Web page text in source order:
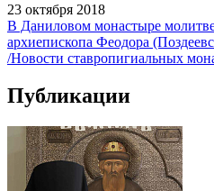
23 октября 2018
В Даниловом монастыре
архиепископа Феодора
/Новости ставропигиальных
Публикации